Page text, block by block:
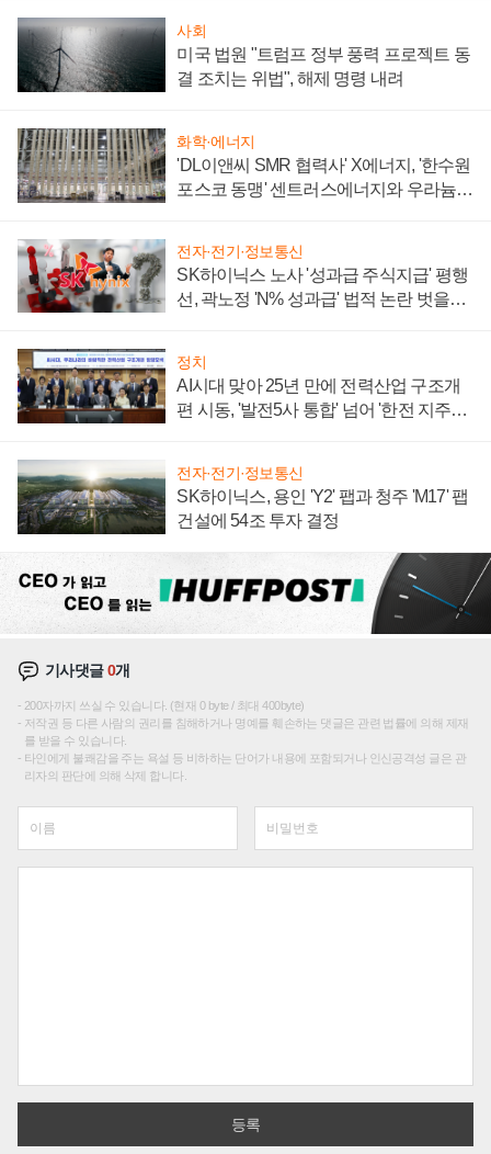
사회
미국 법원 "트럼프 정부 풍력 프로젝트 동
결 조치는 위법", 해제 명령 내려
화학·에너지
'DL이앤씨 SMR 협력사' X에너지, '한수원
포스코 동맹' 센트러스에너지와 우라늄
전자·전기·정보통신
SK하이닉스 노사 '성과급 주식지급' 평행
선, 곽노정 'N% 성과급' 법적 논란 벗을지
정치
AI시대 맞아 25년 만에 전력산업 구조개
편 시동, '발전5사 통합' 넘어 '한전 지주사'
전자·전기·정보통신
SK하이닉스, 용인 'Y2' 팹과 청주 'M17' 팹
건설에 54조 투자 결정
기사댓글0개
200자까지 쓰실 수 있습니다. (현재 0 byte / 최대 400byte)
저작권 등 다른 사람의 권리를 침해하거나 명예를 훼손하는 댓글은 관련 법률에 의해 제재
를 받을 수 있습니다.
타인에게 불쾌감을 주는 욕설 등 비하하는 단어가 내용에 포함되거나 인신공격성 글은 관
리자의 판단에 의해 삭제 합니다.